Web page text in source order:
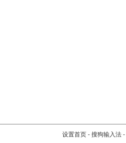
设置首页 - 搜狗输入法 -